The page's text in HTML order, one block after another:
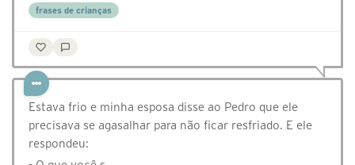
frases de crianças
Estava frio e minha esposa disse ao Pedro que ele
precisava se agasalhar para não ficar resfriado. E ele
respondeu: